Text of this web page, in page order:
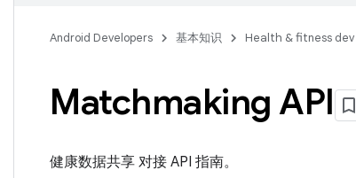
Android Developers 基本知识 Health & fitness
Matchmaking API
健康数据共享 对接 API 指南。